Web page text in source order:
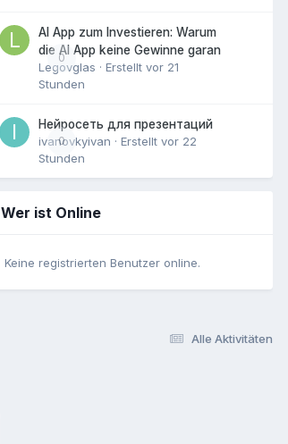
0
AI App zum Investieren: Warum
die AI App keine Gewinne garan
Legovglas · Erstellt vor 21
Stunden
0
Нейросеть для презентаций
ivanovkyivan · Erstellt vor 22
Stunden
Wer ist Online
Keine registrierten Benutzer online.
Alle Aktivitäten